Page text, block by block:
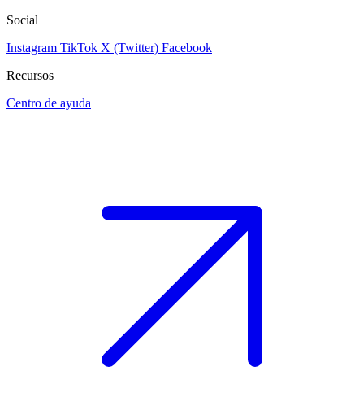
Social
Instagram TikTok X (Twitter) Facebook
Recursos
Centro de ayuda